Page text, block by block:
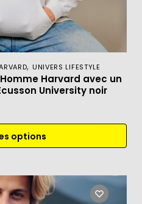
, UNIVERS LIFESTYLE
Harvard avec un
University noir
options